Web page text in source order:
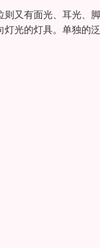
又有面光、耳光、
光的灯具。单独的